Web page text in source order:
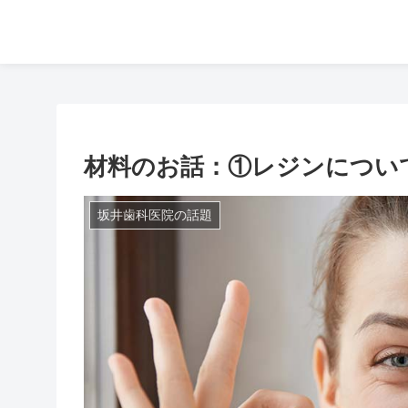
材料のお話：①レジンについ
坂井歯科医院の話題